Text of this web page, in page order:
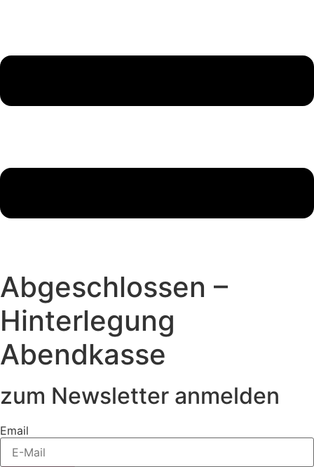
Abgeschlossen –
Hinterlegung
Abendkasse
zum Newsletter anmelden
Email